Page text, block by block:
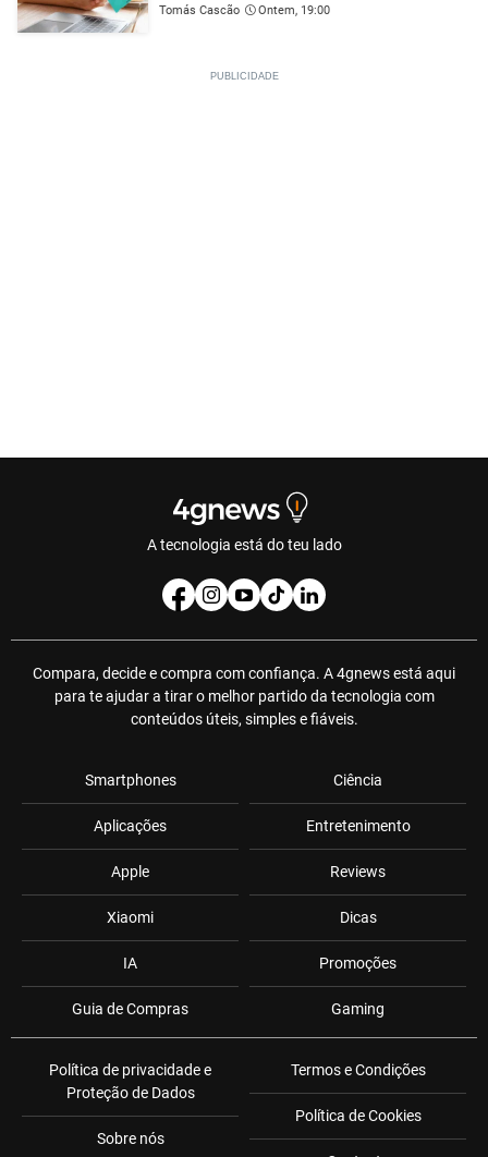
Tomás Cascão Ontem, 19:00
A tecnologia está do teu lado
Compara, decide e compra com confiança. A 4gnews está aqui
para te ajudar a tirar o melhor partido da tecnologia com
conteúdos úteis, simples e fiáveis.
Smartphones
Aplicações
Apple
Xiaomi
IA
Guia de Compras
Ciência
Entretenimento
Reviews
Dicas
Promoções
Gaming
Política de privacidade e
Proteção de Dados
Sobre nós
Termos e Condições
Política de Cookies